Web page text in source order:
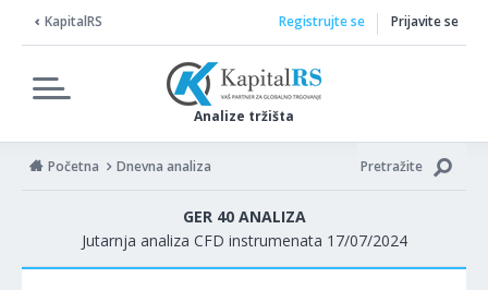
KapitalRS
Analize tržišta
Registrujte se Prijavite se
Početna Dnevna analiza Pretražite
GER 40 ANALIZA
Jutarnja analiza CFD instrumenata 17/07/2024